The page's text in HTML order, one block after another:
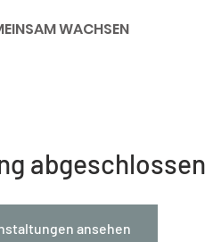
WACHSEN
abgeschlossen
ansehen